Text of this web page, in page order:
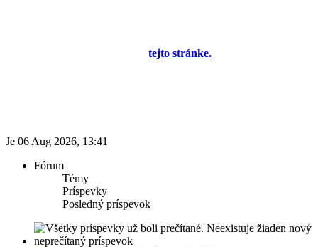
tejto stránke.
Je 06 Aug 2026, 13:41
Fórum
Témy
Príspevky
Posledný príspevok